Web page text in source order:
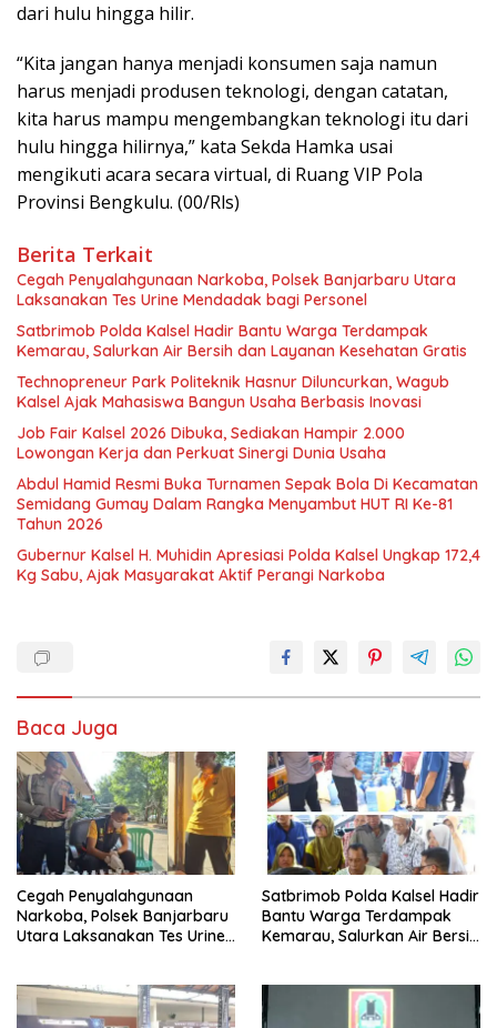
dari hulu hingga hilir.
“Kita jangan hanya menjadi konsumen saja namun
harus menjadi produsen teknologi, dengan catatan,
kita harus mampu mengembangkan teknologi itu dari
hulu hingga hilirnya,” kata Sekda Hamka usai
mengikuti acara secara virtual, di Ruang VIP Pola
Provinsi Bengkulu. (00/Rls)
Berita Terkait
Cegah Penyalahgunaan Narkoba, Polsek Banjarbaru Utara
Laksanakan Tes Urine Mendadak bagi Personel
Satbrimob Polda Kalsel Hadir Bantu Warga Terdampak
Kemarau, Salurkan Air Bersih dan Layanan Kesehatan Gratis
Technopreneur Park Politeknik Hasnur Diluncurkan, Wagub
Kalsel Ajak Mahasiswa Bangun Usaha Berbasis Inovasi
Job Fair Kalsel 2026 Dibuka, Sediakan Hampir 2.000
Lowongan Kerja dan Perkuat Sinergi Dunia Usaha
Abdul Hamid Resmi Buka Turnamen Sepak Bola Di Kecamatan
Semidang Gumay Dalam Rangka Menyambut HUT RI Ke-81
Tahun 2026
Gubernur Kalsel H. Muhidin Apresiasi Polda Kalsel Ungkap 172,4
Kg Sabu, Ajak Masyarakat Aktif Perangi Narkoba
Baca Juga
Cegah Penyalahgunaan
Narkoba, Polsek Banjarbaru
Utara Laksanakan Tes Urine
Satbrimob Polda Kalsel Hadir
Bantu Warga Terdampak
Kemarau, Salurkan Air Bersih